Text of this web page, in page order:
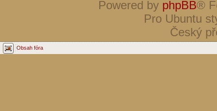
Powered by phpBB®
Pro Ubuntu
Český
Obsah fóra